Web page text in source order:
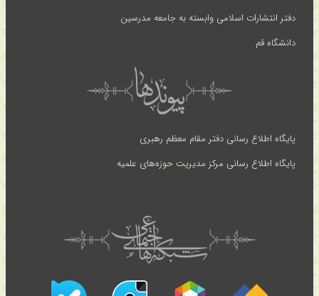
دفتر انتشارات اسلامی وابسته به جامعه مدرسین
دانشگاه قم
پایگاه اطلاع رسانی دفتر مقام معظم رهبری
پایگاه اطلاع رسانی مرکز مدیریت حوزه‌های علمیه